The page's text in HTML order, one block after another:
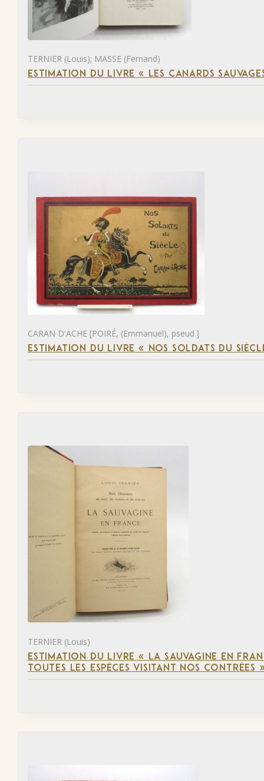
TERNIER (Louis); MASSE (Fernand)
ESTIMATION DU LIVRE « LES CANARDS
CARAN D'ACHE [POIRÉ, (Emmanuel), pseud.]
ESTIMATION DU LIVRE « NOS SOLDATS DU
TERNIER (Louis)
ESTIMATION DU LIVRE « LA SAUVAGINE EN
TOUTES LES ESPÈCES VISITANT NOS CONTRÉES